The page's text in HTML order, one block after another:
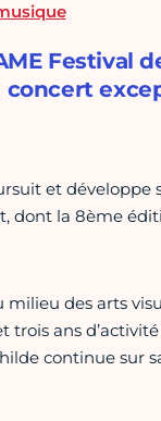
Festival
concert
et développe
dont la 8ème
des arts
trois ans
continue sur